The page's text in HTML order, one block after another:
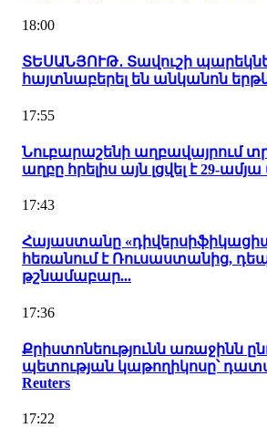
18:00
ՏԵՍԱՆՅՈՒԹ․ Տավուշի
հայտնաբերել են անկանոն
17:55
Նուբարաշենի աղբավայրում
աղբը հրելիս այն լցվել է 29-
17:43
Հայաստանը
հեռանում է Ռուսաստանից,
թշնամաբար...
17:36
Քրիստոնեությունն առաջինն
պետության կաթողիկոսը՝
Reuters
17:22